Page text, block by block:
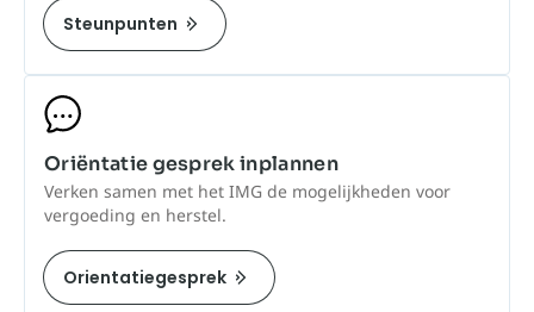
Steunpunten
Oriëntatie gesprek inplannen
Verken samen met het IMG de mogelijkheden voor
vergoeding en herstel.
Orientatiegesprek